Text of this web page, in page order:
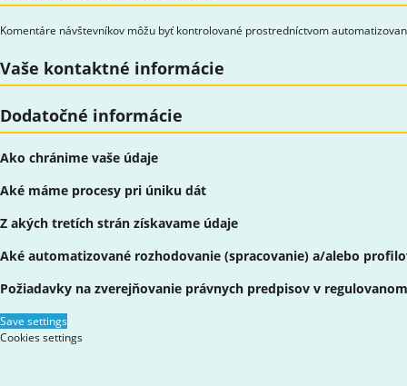
Komentáre návštevníkov môžu byť kontrolované prostredníctvom
Vaše kontaktné informácie
Dodatočné informácie
Ako chránime vaše údaje
Aké máme procesy pri úniku dát
Z akých tretích strán získavame údaje
Aké automatizované rozhodovanie (spracovanie) a/alebo
Požiadavky na zverejňovanie právnych predpisov v
Save settings
Cookies settings